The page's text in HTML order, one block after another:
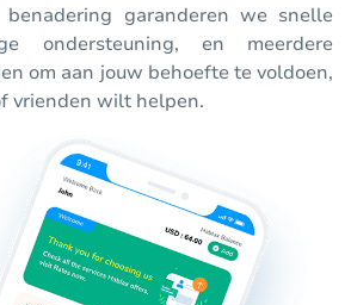
garanderen we snelle
ondersteuning, en meerdere
om aan jouw behoefte te voldoen,
vrienden wilt helpen.